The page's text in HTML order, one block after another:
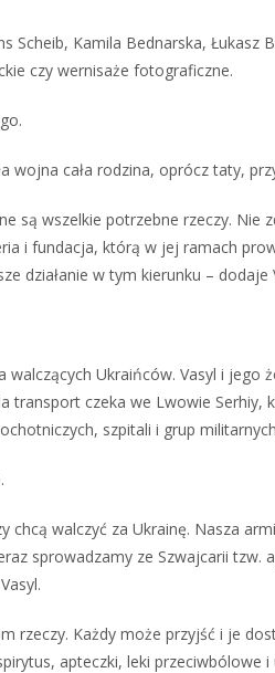
Scheib, Kamila Bednarska, Łukasz
czy wernisaże fotograficzne.
wojna cała rodzina, oprócz taty,
są wszelkie potrzebne rzeczy. Nie
i fundacja, którą w jej ramach
działanie w tym kierunku – dodaje
Ukraińców. Vasyl i jego
czeka we Lwowie Serhiy,
szpitali i grup
walczyć za Ukrainę. Nasza
sprowadzamy ze Szwajcarii tzw.
rzeczy. Każdy może przyjść i je
apteczki, leki przeciwbólowe i